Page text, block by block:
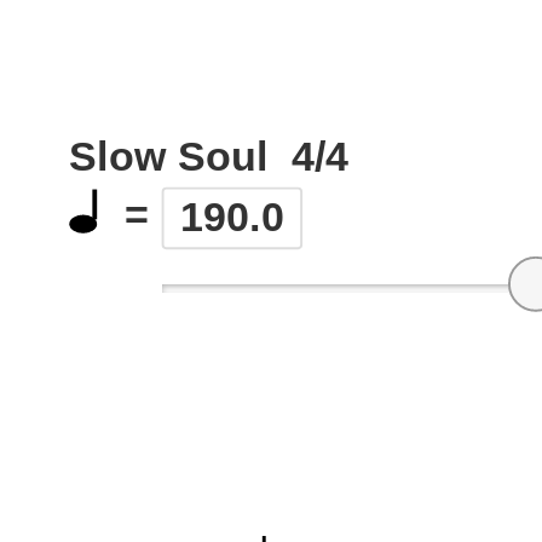
Slow Soul
4/4
=
190.0